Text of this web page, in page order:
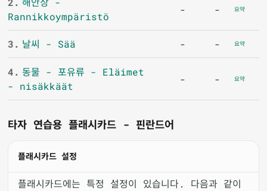
Rannikkoympäristö
- - 요약
3. 날씨 - Sää - - 요약
4. 동물 - 포유류 - Eläimet
- nisäkkäät
- - 요약
타자 연습용 플래시카드 - 핀란드어
플래시카드 설정
플래시카드에는 특정 설정이 있습니다. 다음과 같이